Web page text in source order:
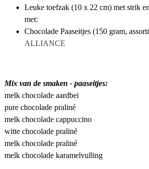
Leuke toefzak (10 x 22 cm) met strik
met:
Chocolade Paaseitjes (150 gram,
ALLIANCE
Mix van de smaken - paaseitjes:
melk chocolade aardbei
pure chocolade praliné
melk chocolade cappuccino
witte chocolade praliné
melk chocolade praliné
melk chocolade karamelvulling